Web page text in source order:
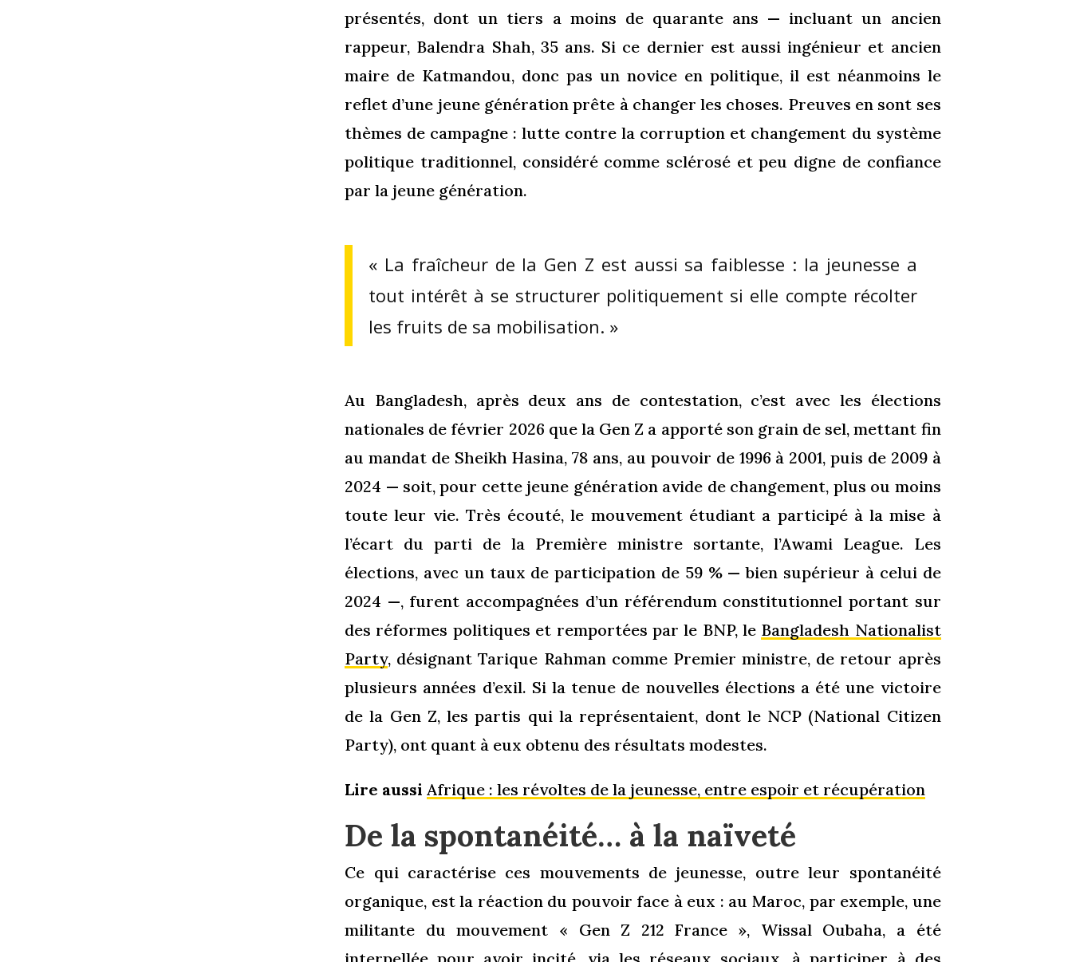
présentés, dont un tiers a moins de quarante ans — incluant un ancien
rappeur, Balendra Shah, 35 ans. Si ce dernier est aussi ingénieur et ancien
maire de Katmandou, donc pas un novice en politique, il est néanmoins le
reflet d’une jeune génération prête à changer les choses. Preuves en sont ses
thèmes de campagne : lutte contre la corruption et changement du système
politique traditionnel, considéré comme sclérosé et peu digne de confiance
par la jeune génération.
« La fraîcheur de la Gen Z est aussi sa faiblesse : la jeunesse a
tout intérêt à se structurer politiquement si elle compte récolter
les fruits de sa mobilisation. »
Au Bangladesh, après deux ans de contestation, c’est avec les élections
nationales de février 2026 que la Gen Z a apporté son grain de sel, mettant fin
au mandat de Sheikh Hasina, 78 ans, au pouvoir de 1996 à 2001, puis de 2009 à
2024 — soit, pour cette jeune génération avide de changement, plus ou moins
toute leur vie. Très écouté, le mouvement étudiant a participé à la mise à
l’écart du parti de la Première ministre sortante, l’Awami League. Les
élections, avec un taux de participation de 59 % — bien supérieur à celui de
2024 —, furent accompagnées d’un référendum constitutionnel portant sur
des réformes politiques et remportées par le BNP, le Bangladesh Nationalist
Party, désignant Tarique Rahman comme Premier ministre, de retour après
plusieurs années d’exil. Si la tenue de nouvelles élections a été une victoire
de la Gen Z, les partis qui la représentaient, dont le NCP (National Citizen
Party), ont quant à eux obtenu des résultats modestes.
Lire aussi Afrique : les révoltes de la jeunesse, entre espoir et récupération
De la spontanéité… à la naïveté
Ce qui caractérise ces mouvements de jeunesse, outre leur spontanéité
organique, est la réaction du pouvoir face à eux : au Maroc, par exemple, une
militante du mouvement « Gen Z 212 France », Wissal Oubaha, a été